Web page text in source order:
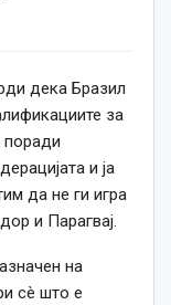
дека Бразил
за
поради
и ја
да не ги игра
и Парагвај.
на
сè што е